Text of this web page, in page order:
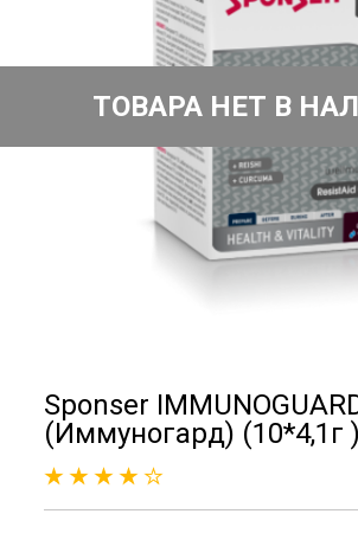
ТОВАРА НЕТ В
Sponser
(Иммуногард) (10*4,1г )